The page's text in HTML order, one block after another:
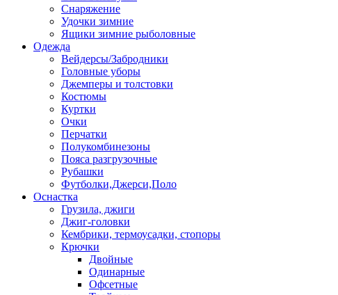
Снаряжение
Удочки зимние
Ящики зимние рыболовные
Одежда
Вейдерсы/Забродники
Головные уборы
Джемперы и толстовки
Костюмы
Куртки
Очки
Перчатки
Полукомбинезоны
Пояса разгрузочные
Рубашки
Футболки,Джерси,Поло
Оснастка
Грузила, джиги
Джиг-головки
Кембрики, термоусадки, стопоры
Крючки
Двойные
Одинарные
Офсетные